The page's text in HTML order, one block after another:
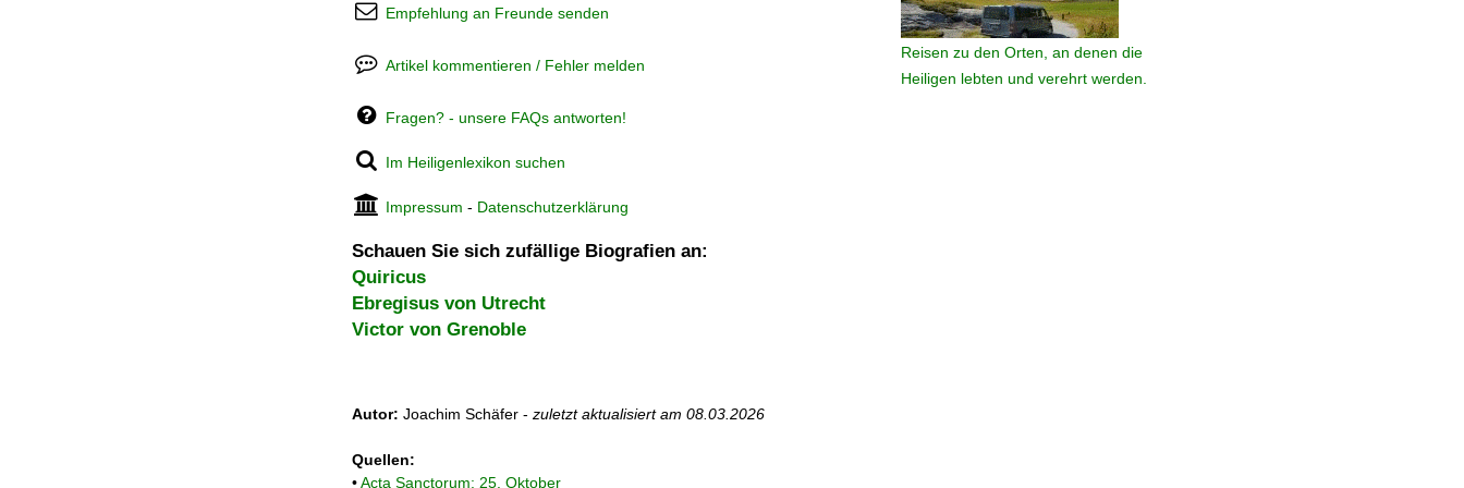
Reisen zu den Orten, an denen die
Heiligen lebten und verehrt werden.
Empfehlung an Freunde senden
Artikel kommentieren / Fehler melden
Fragen? - unsere FAQs antworten!
Im Heiligenlexikon suchen
Impressum - Datenschutzerklärung
Schauen Sie sich zufällige Biografien an:
Quiricus
Ebregisus von Utrecht
Victor von Grenoble
Autor: Joachim Schäfer - zuletzt aktualisiert am 08.03.2026
Quellen:
•Acta Sanctorum: 25. Oktober